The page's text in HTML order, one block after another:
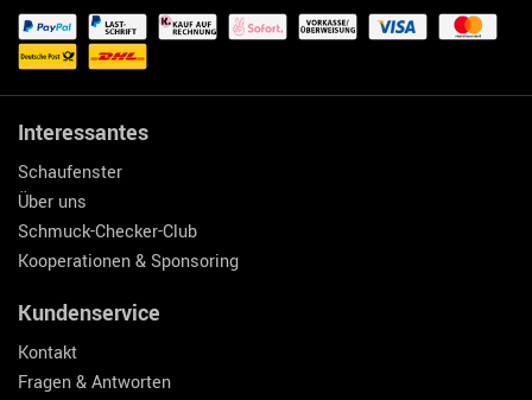
Interessantes
Schaufenster
Über uns
Schmuck-Checker-Club
Kooperationen & Sponsoring
Kundenservice
Kontakt
Fragen & Antworten